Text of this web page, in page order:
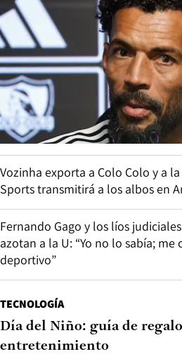
Vozinha exporta a Colo Colo y a
Sports transmitirá a los albos en
Fernando Gago y los líos
azotan a la U: “Yo no lo sabía;
deportivo”
TECNOLOGÍA
Día del Niño: guía de
entretenimiento